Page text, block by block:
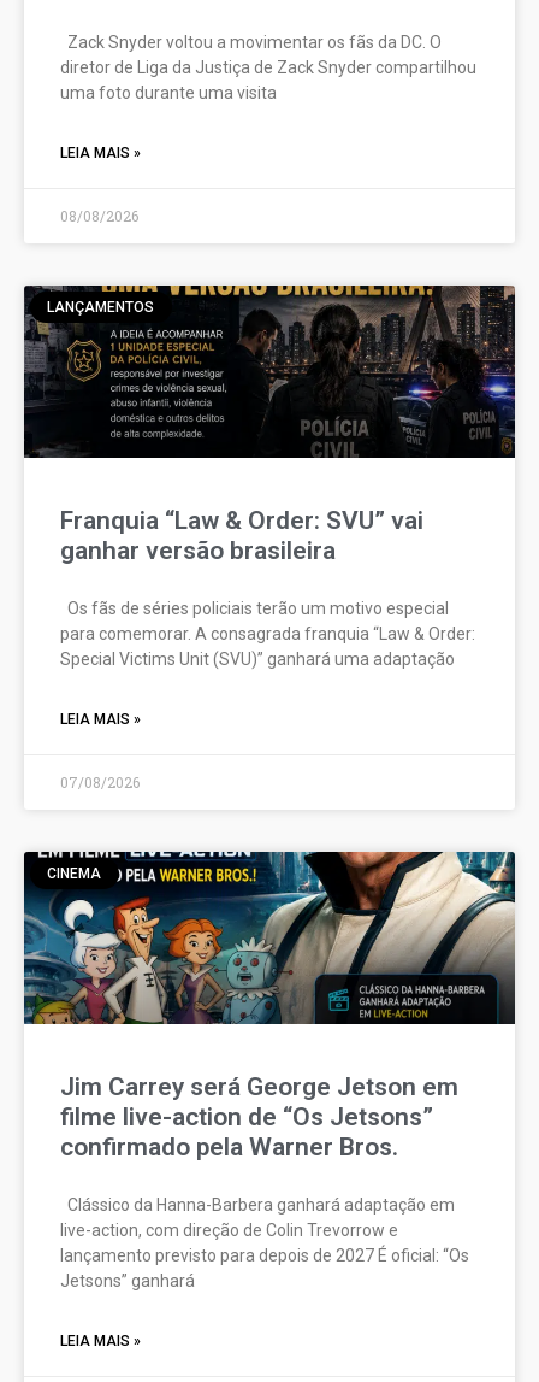
Zack Snyder voltou a movimentar os fãs da DC. O
diretor de Liga da Justiça de Zack Snyder compartilhou
uma foto durante uma visita
LEIA MAIS »
08/08/2026
LANÇAMENTOS
Franquia “Law & Order: SVU” vai
ganhar versão brasileira
Os fãs de séries policiais terão um motivo especial
para comemorar. A consagrada franquia “Law & Order:
Special Victims Unit (SVU)” ganhará uma adaptação
LEIA MAIS »
07/08/2026
CINEMA
Jim Carrey será George Jetson em
filme live-action de “Os Jetsons”
confirmado pela Warner Bros.
Clássico da Hanna-Barbera ganhará adaptação em
live-action, com direção de Colin Trevorrow e
lançamento previsto para depois de 2027 É oficial: “Os
Jetsons” ganhará
LEIA MAIS »